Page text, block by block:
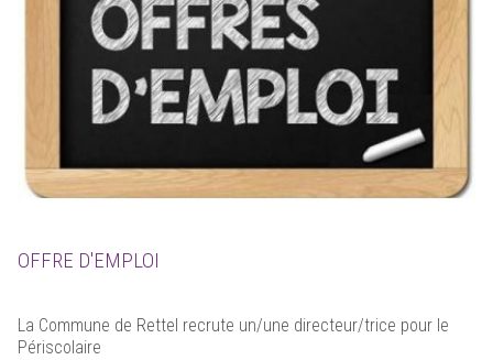
OFFRE D'EMPLOI
La Commune de Rettel recrute un/une directeur/trice pour le
Périscolaire